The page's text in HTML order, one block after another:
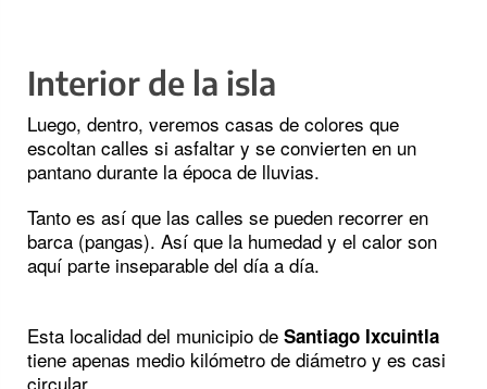
Interior de la isla
Luego, dentro, veremos casas de colores que
escoltan calles si asfaltar y se convierten en un
pantano durante la época de lluvias.
Tanto es así que las calles se pueden recorrer en
barca (pangas). Así que la humedad y el calor son
aquí parte inseparable del día a día.
Esta localidad del municipio de Santiago Ixcuintla
tiene apenas medio kilómetro de diámetro y es casi
circular.